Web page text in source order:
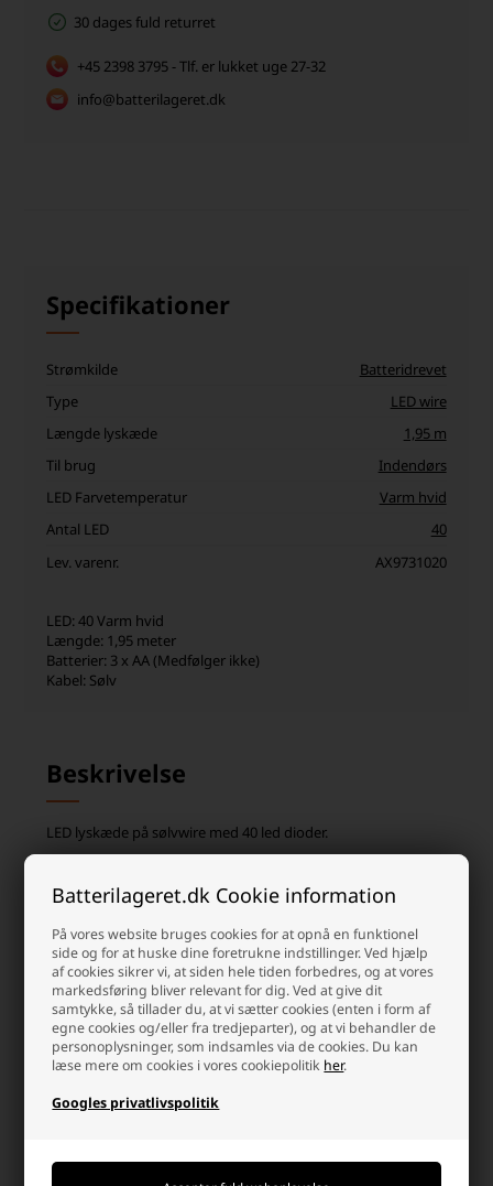
Batterilageret.dk Cookie information
På vores website bruges cookies for at opnå en funktionel
side og for at huske dine foretrukne indstillinger. Ved hjælp
af cookies sikrer vi, at siden hele tiden forbedres, og at vores
markedsføring bliver relevant for dig. Ved at give dit
samtykke, så tillader du, at vi sætter cookies (enten i form af
egne cookies og/eller fra tredjeparter), og at vi behandler de
personoplysninger, som indsamles via de cookies. Du kan
læse mere om cookies i vores cookiepolitik her.
Googles privatlivspolitik
30 dages fuld returret
+45 2398 3795 - Tlf. er lukket uge 27-32
info@batterilageret.dk
Beskrivelse
LED lyskæde på sølvwire med 40 led dioder.
Specifikationer
Strømkilde
Batteridrevet
Type
LED wire
Længde lyskæde
1,95 m
Til brug
Indendørs
LED Farvetemperatur
Varm hvid
Antal LED
40
Lev. varenr.
AX9731020
LED: 40 Varm hvid
Længde: 1,95 meter
Batterier: 3 x AA (Medfølger ikke)
Kabel: Sølv
Kunder købte også